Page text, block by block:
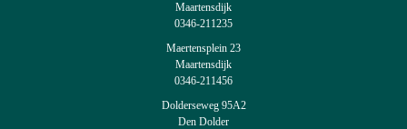
Maartensdijk
0346-211235
Maertensplein 23
Maartensdijk
0346-211456
Dolderseweg 95A2
Den Dolder